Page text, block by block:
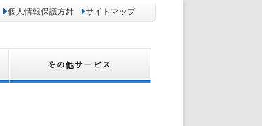
個人情報保護方針 サイトマップ